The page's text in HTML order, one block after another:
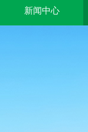
新闻中心